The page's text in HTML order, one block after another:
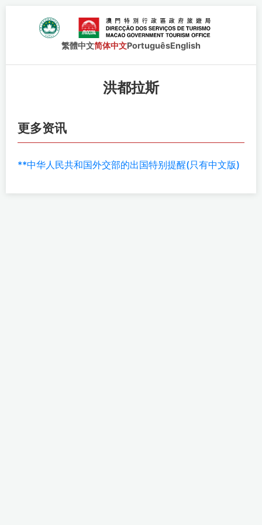
繁體中文简体中文PortuguêsEnglish
洪都拉斯
更多资讯
**中华人民共和国外交部的出国特别提醒(只有中文版)